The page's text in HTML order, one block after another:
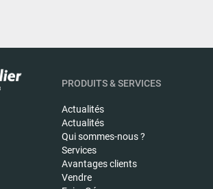
PRODUITS & SERVICES
Actualités
Actualités
Qui sommes-nous ?
Services
Avantages clients
Vendre